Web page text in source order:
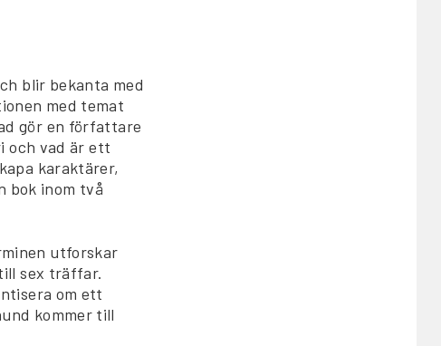
blir bekanta med
med temat
gör en författare
och vad är ett
karaktärer,
bok inom två
utforskar
sex träffar.
om ett
kommer till